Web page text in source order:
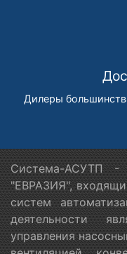
Дилеры
Система-АСУТП
"ЕВРАЗИЯ",
систем
деятельности
управления